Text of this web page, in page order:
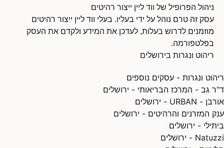
ניהול הפרופיל של ווד ליין ייצור רהיטים
עסק זה טרם נוהל על ידי בעליו. בעלי ווד ליין ייצור רהיטים
מוזמנים לדרוש בעלות, לעדכן את המידע ולקדם את העסק
בפלטפורמה.
ריהוט ונגרות בירושלים
ריהוט ונגרות - עסקים נוספים
ד"ר גב - המרכז הבריאותי - ירושלים
אורבן - URBAN - ירושלים
ענק המזרנים והרהיטים - ירושלים
ביתילי - ירושלים
Natuzzi - ירושלים